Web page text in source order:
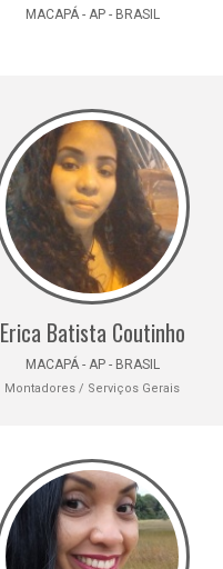
MACAPÁ - AP - BRASIL
Erica Batista Coutinho
MACAPÁ - AP - BRASIL
Montadores / Serviços Gerais